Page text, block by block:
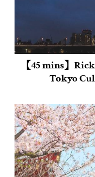
【45 mins】
Tokyo